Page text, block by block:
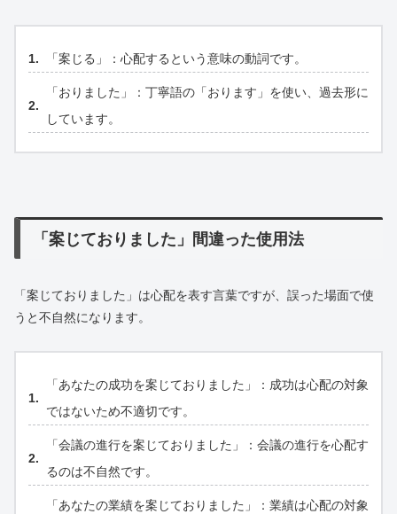
「案じる」：心配するという意味の動詞です。
「おりました」：丁寧語の「おります」を使い、過去形に
しています。
「案じておりました」間違った使用法
「案じておりました」は心配を表す言葉ですが、誤った場面で使
うと不自然になります。
「あなたの成功を案じておりました」：成功は心配の対象
ではないため不適切です。
「会議の進行を案じておりました」：会議の進行を心配す
るのは不自然です。
「あなたの業績を案じておりました」：業績は心配の対象